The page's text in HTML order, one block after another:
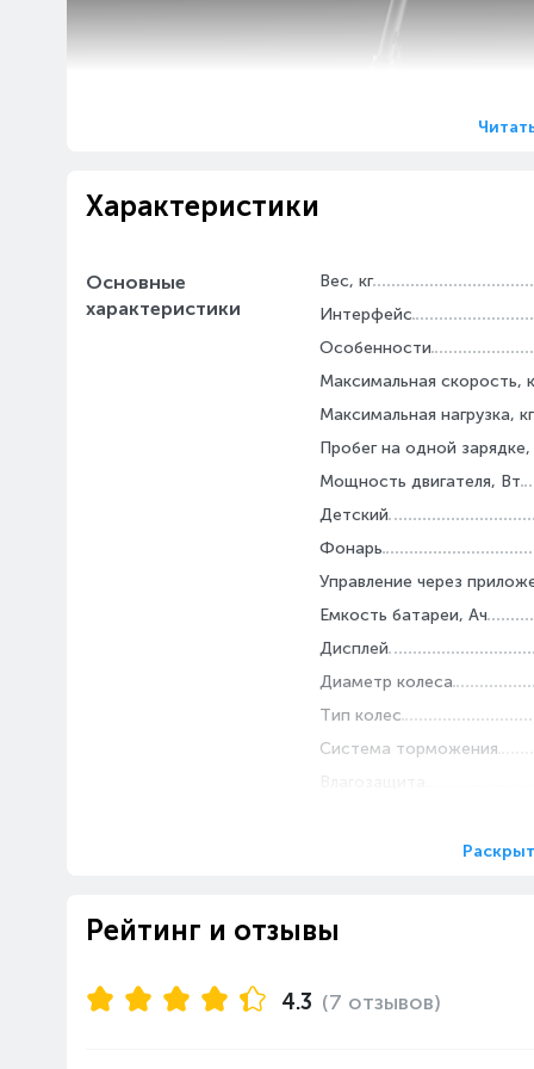
Повышенная
Электросамокат Xiaomi Electric Scooter
Оптимизированная мощность
поездка с регулируемым
Характеристики
Основные
характеристики
Вес, кг
Интерфейс
Особенности
Максимальная скорость,
Максимальная нагрузка, кг
Пробег на одной зарядке,
Мощность двигателя, Вт
Детский
Фонарь
Управление через
Емкость батареи, Ач
Дисплей
Диаметр колеса
Тип колес
Система торможения
Рейтинг и отзывы
4.3 (7 отзывов)